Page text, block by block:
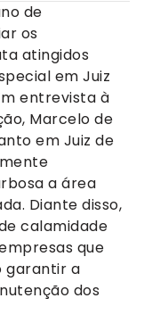
de
os
atingidos
em Juiz
entrevista à
Marcelo de
em Juiz de
a área
Diante disso,
calamidade
que
garantir a
dos